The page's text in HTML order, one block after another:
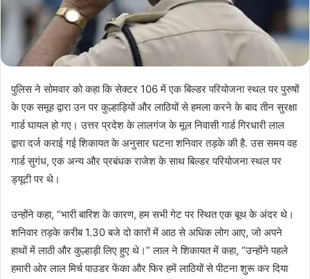
पुलिस ने सोमवार को कहा कि सेक्टर 106 में एक बिल्डर परियोजना स्थल पर पुरुषों
के एक समूह द्वारा उन पर कुल्हाड़ियों और लाठियों से हमला करने के बाद तीन सुरक्षा
गार्ड घायल हो गए। उत्तर प्रदेश के लालगंज के मूल निवासी गार्ड गिरधारी लाल
द्वारा दर्ज कराई गई शिकायत के अनुसार घटना शनिवार तड़के की है. उस समय वह
गार्ड सुगंध, एक अन्य और प्रबंधक राजेश के साथ बिल्डर परियोजना स्थल पर
ड्यूटी पर थे।
उन्होंने कहा, “भारी बारिश के कारण, हम सभी गेट पर स्थित एक बूथ के अंदर थे।
शनिवार तड़के करीब 1.30 बजे दो कारों में आठ से अधिक लोग आए, जो अपने
हाथों में लाठी और कुल्हाड़ी लिए हुए थे।” लाल ने शिकायत में कहा, “उन्होंने पहले
हमारी ओर लाल मिर्च पाउडर फेंका और फिर हमें लाठियों से पीटना शुरू कर दिया